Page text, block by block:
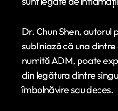
Dr. Chun Shen, autorul
subliniază că una
numită ADM, poate
din legătura dintre
îmbolnăvire sau deces.